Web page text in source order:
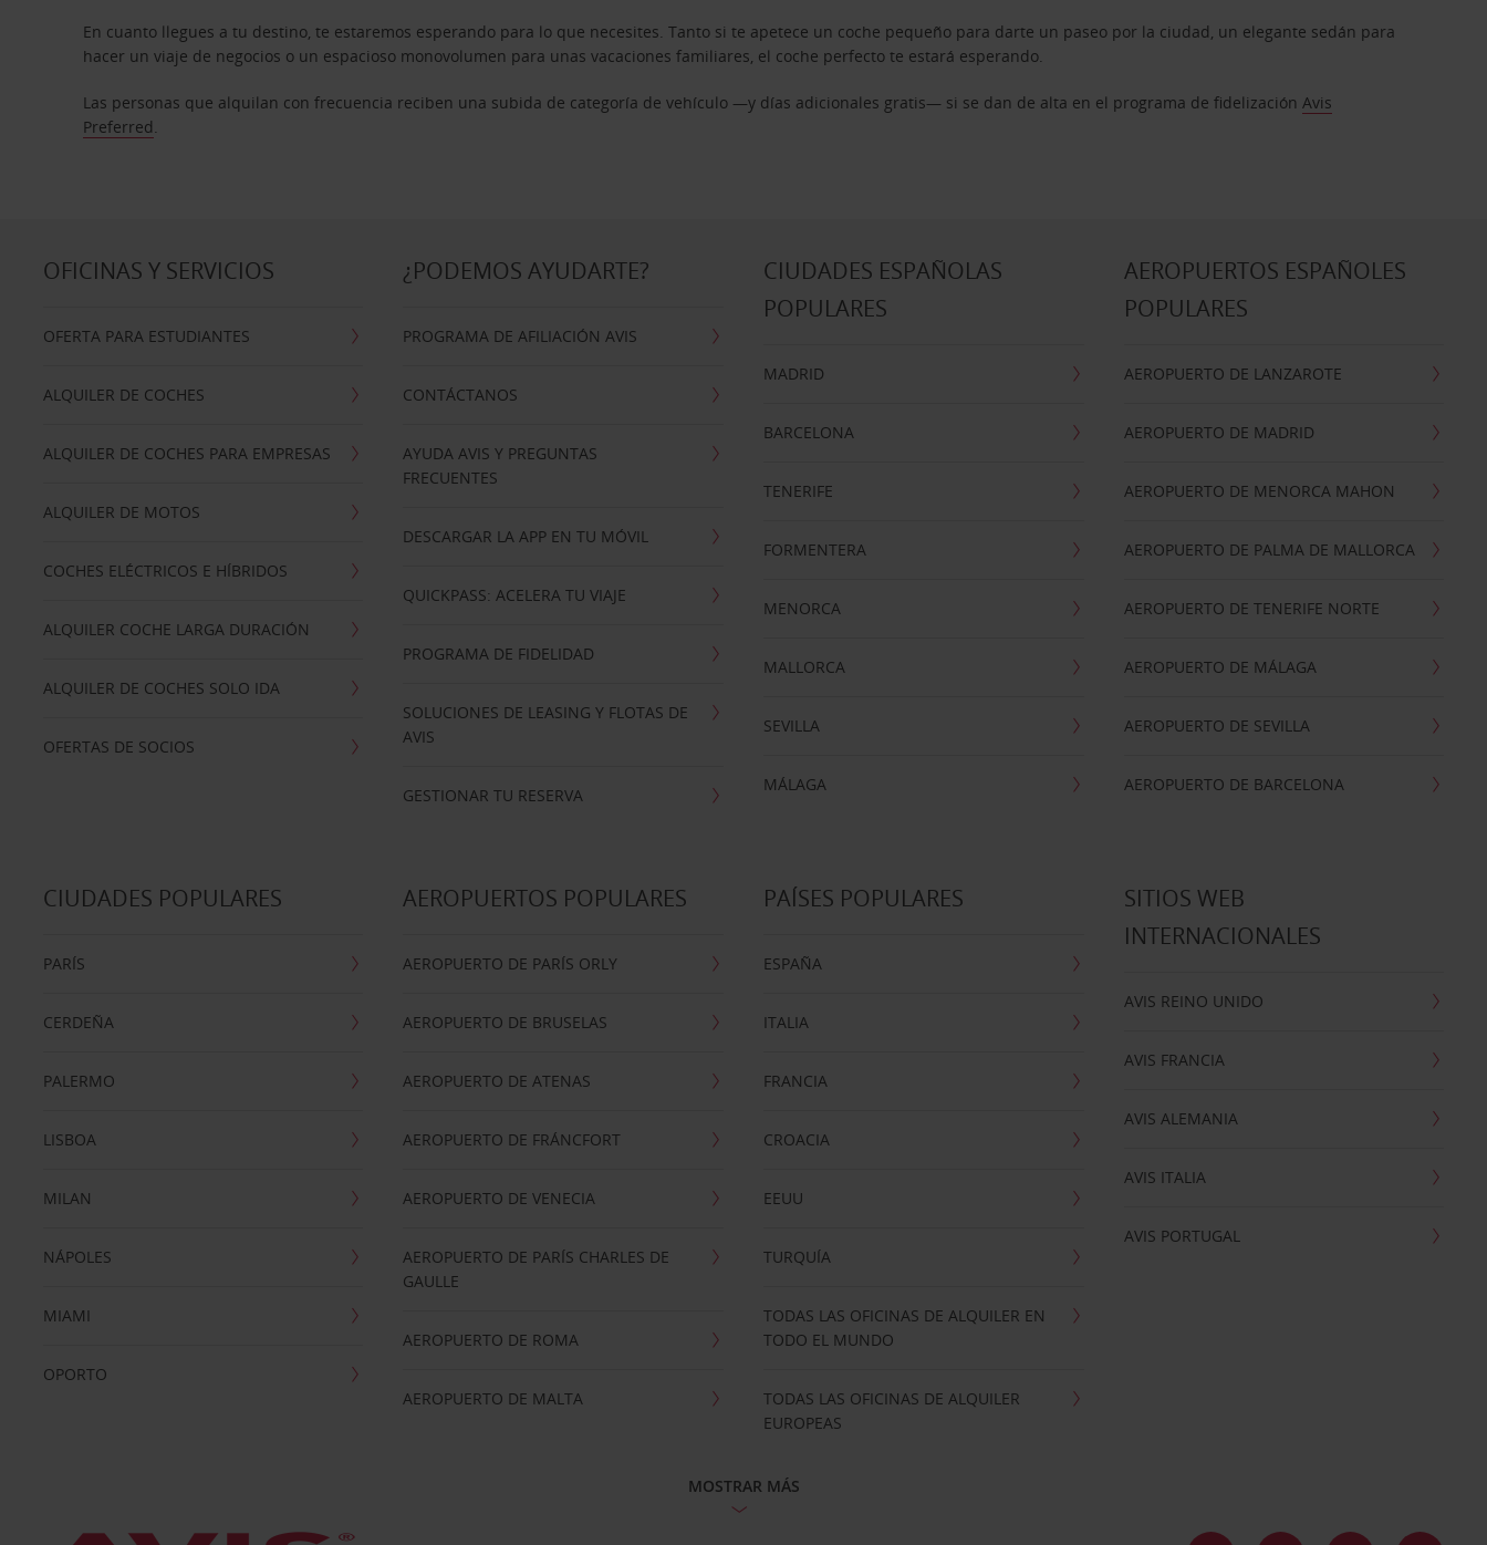
En cuanto llegues a tu destino, te estaremos esperando para lo que necesites. Tanto si te apetece un coche pequeño para darte un paseo por la ciudad, un elegante sedán para
hacer un viaje de negocios o un espacioso monovolumen para unas vacaciones familiares, el coche perfecto te estará esperando.
Las personas que alquilan con frecuencia reciben una subida de categoría de vehículo —y días adicionales gratis— si se dan de alta en el programa de fidelizaciónAvis
Preferred.
OFICINAS Y SERVICIOS
OFERTA PARA ESTUDIANTES
ALQUILER DE COCHES
ALQUILER DE COCHES PARA EMPRESAS
ALQUILER DE MOTOS
COCHES ELÉCTRICOS E HÍBRIDOS
ALQUILER COCHE LARGA DURACIÓN
ALQUILER DE COCHES SOLO IDA
OFERTAS DE SOCIOS
¿PODEMOS AYUDARTE?
PROGRAMA DE AFILIACIÓN AVIS
CONTÁCTANOS
AYUDA AVIS Y PREGUNTAS
FRECUENTES
DESCARGAR LA APP EN TU MÓVIL
QUICKPASS: ACELERA TU VIAJE
PROGRAMA DE FIDELIDAD
SOLUCIONES DE LEASING Y FLOTAS DE
AVIS
GESTIONAR TU RESERVA
CIUDADES ESPAÑOLAS
POPULARES
MADRID
BARCELONA
TENERIFE
FORMENTERA
MENORCA
MALLORCA
SEVILLA
MÁLAGA
AEROPUERTOS ESPAÑOLES
POPULARES
AEROPUERTO DE LANZAROTE
AEROPUERTO DE MADRID
AEROPUERTO DE MENORCA MAHON
AEROPUERTO DE PALMA DE MALLORCA
AEROPUERTO DE TENERIFE NORTE
AEROPUERTO DE MÁLAGA
AEROPUERTO DE SEVILLA
AEROPUERTO DE BARCELONA
CIUDADES POPULARES
PARÍS
CERDEÑA
PALERMO
LISBOA
MILAN
NÁPOLES
MIAMI
OPORTO
AEROPUERTOS POPULARES
AEROPUERTO DE PARÍS ORLY
AEROPUERTO DE BRUSELAS
AEROPUERTO DE ATENAS
AEROPUERTO DE FRÁNCFORT
AEROPUERTO DE VENECIA
AEROPUERTO DE PARÍS CHARLES DE
GAULLE
AEROPUERTO DE ROMA
AEROPUERTO DE MALTA
PAÍSES POPULARES
ESPAÑA
ITALIA
FRANCIA
CROACIA
EEUU
TURQUÍA
TODAS LAS OFICINAS DE ALQUILER EN
TODO EL MUNDO
TODAS LAS OFICINAS DE ALQUILER
EUROPEAS
SITIOS WEB
INTERNACIONALES
AVIS REINO UNIDO
AVIS FRANCIA
AVIS ALEMANIA
AVIS ITALIA
AVIS PORTUGAL
MOSTRAR MÁS